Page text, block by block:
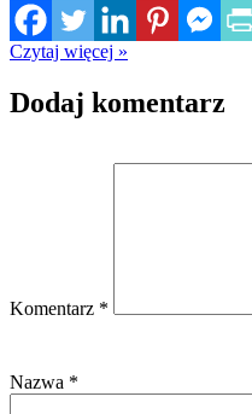
Czytaj więcej »
Dodaj komentarz
Komentarz *
Nazwa *